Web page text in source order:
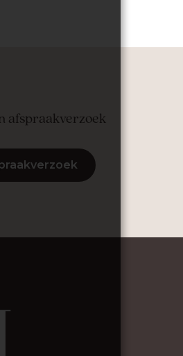
afspraakverzoek